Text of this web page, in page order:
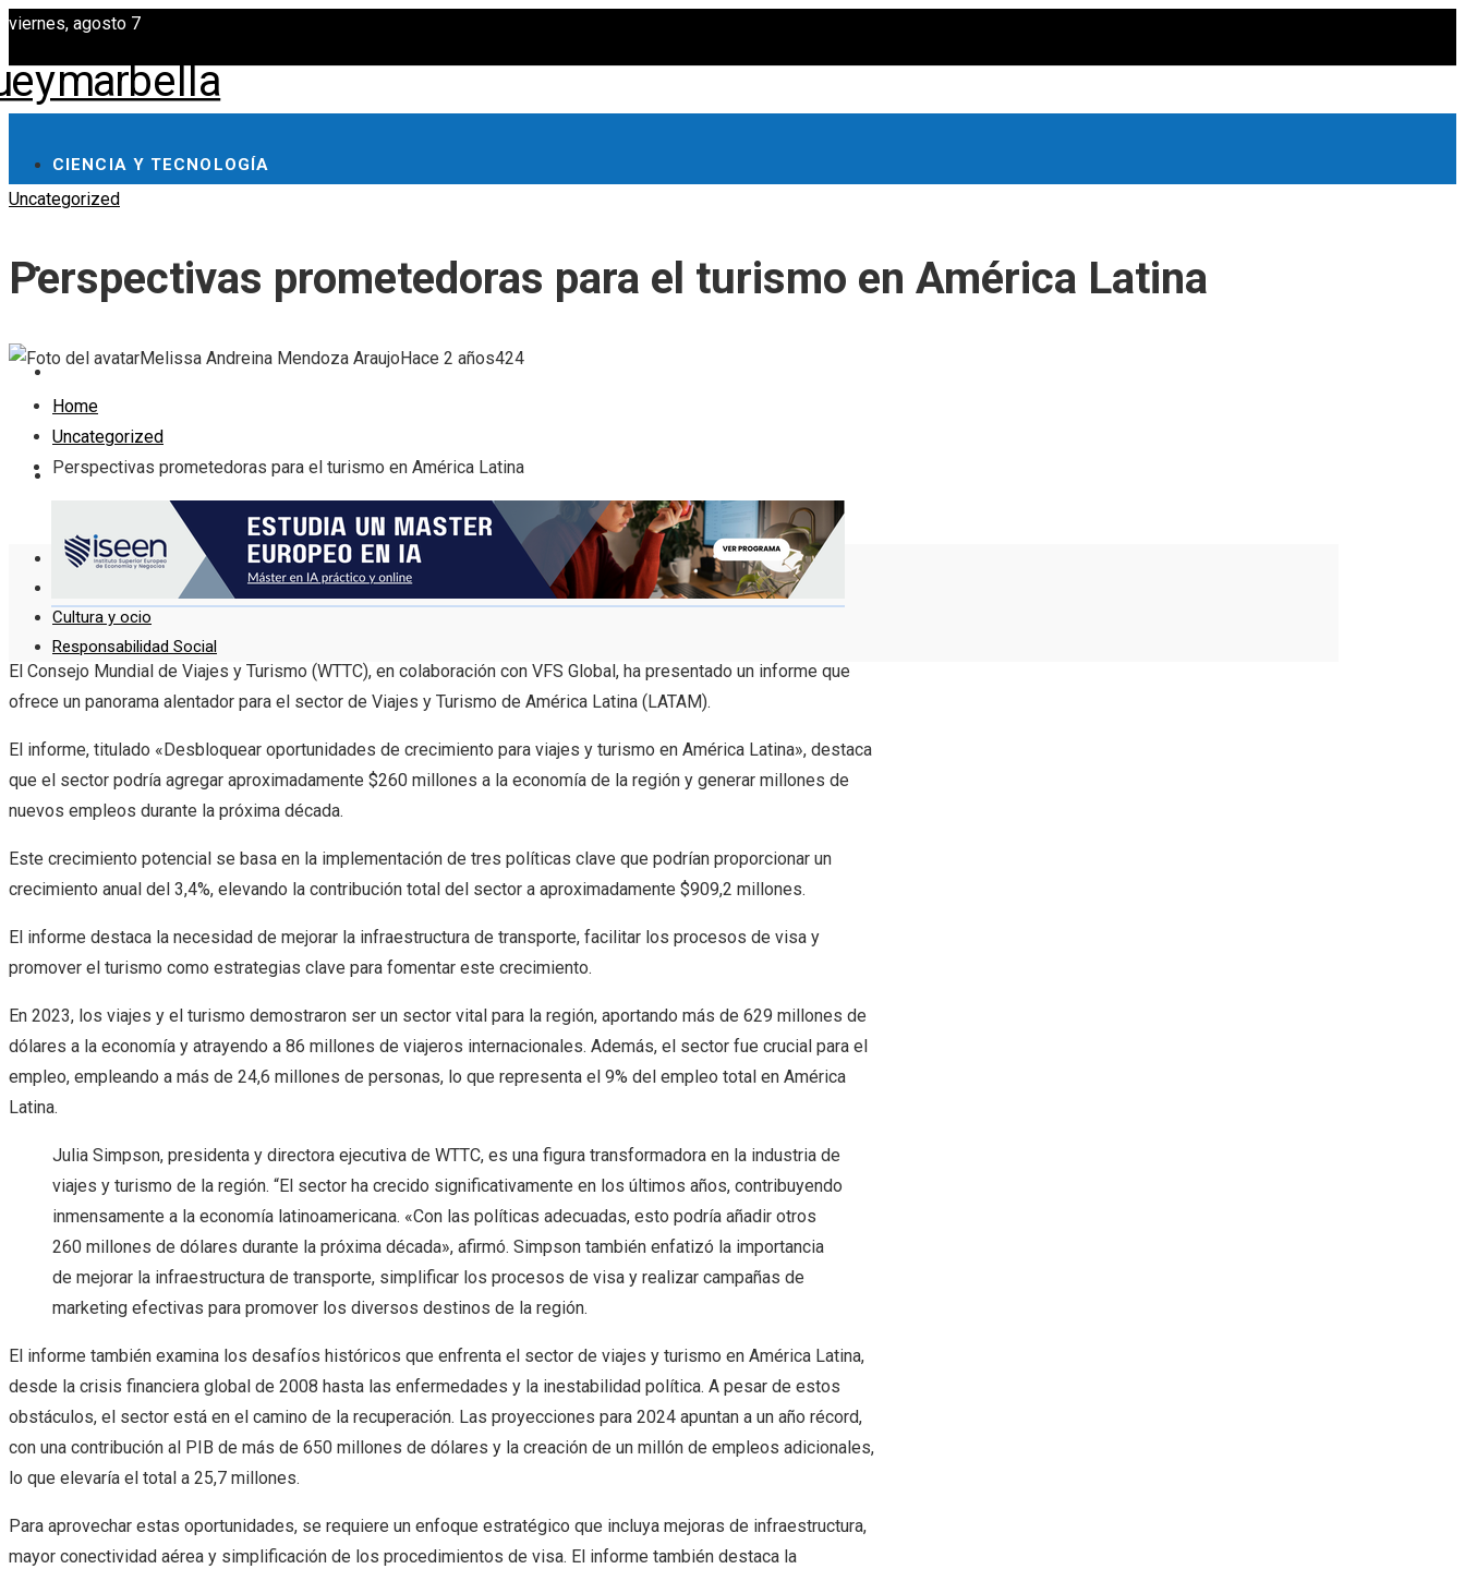
viernes, agosto 7
CIENCIA Y TECNOLOGÍA
INVERSIONES Y NEGOCIOS
RESPONSABILIDAD SOCIAL
Ciencia y tecnología
Inversiones y negocios
Cultura y ocio
Responsabilidad Social
Uncategorized
Perspectivas prometedoras para el turismo en América Latina
Melissa Andreina Mendoza Araujo Hace 2 años424
Home
Uncategorized
Perspectivas prometedoras para el turismo en América Latina
El Consejo Mundial de Viajes y Turismo (WTTC), en colaboración con VFS Global, ha presentado un informe que
ofrece un panorama alentador para el sector de Viajes y Turismo de América Latina (LATAM).
El informe, titulado «Desbloquear oportunidades de crecimiento para viajes y turismo en América Latina», destaca
que el sector podría agregar aproximadamente $260 millones a la economía de la región y generar millones de
nuevos empleos durante la próxima década.
Este crecimiento potencial se basa en la implementación de tres políticas clave que podrían proporcionar un
crecimiento anual del 3,4%, elevando la contribución total del sector a aproximadamente $909,2 millones.
El informe destaca la necesidad de mejorar la infraestructura de transporte, facilitar los procesos de visa y
promover el turismo como estrategias clave para fomentar este crecimiento.
En 2023, los viajes y el turismo demostraron ser un sector vital para la región, aportando más de 629 millones de
dólares a la economía y atrayendo a 86 millones de viajeros internacionales. Además, el sector fue crucial para el
empleo, empleando a más de 24,6 millones de personas, lo que representa el 9% del empleo total en América
Latina.
Julia Simpson, presidenta y directora ejecutiva de WTTC, es una figura transformadora en la industria de
viajes y turismo de la región. “El sector ha crecido significativamente en los últimos años, contribuyendo
inmensamente a la economía latinoamericana. «Con las políticas adecuadas, esto podría añadir otros
260 millones de dólares durante la próxima década», afirmó. Simpson también enfatizó la importancia
de mejorar la infraestructura de transporte, simplificar los procesos de visa y realizar campañas de
marketing efectivas para promover los diversos destinos de la región.
El informe también examina los desafíos históricos que enfrenta el sector de viajes y turismo en América Latina,
desde la crisis financiera global de 2008 hasta las enfermedades y la inestabilidad política. A pesar de estos
obstáculos, el sector está en el camino de la recuperación. Las proyecciones para 2024 apuntan a un año récord,
con una contribución al PIB de más de 650 millones de dólares y la creación de un millón de empleos adicionales,
lo que elevaría el total a 25,7 millones.
Para aprovechar estas oportunidades, se requiere un enfoque estratégico que incluya mejoras de infraestructura,
mayor conectividad aérea y simplificación de los procedimientos de visa. El informe también destaca la